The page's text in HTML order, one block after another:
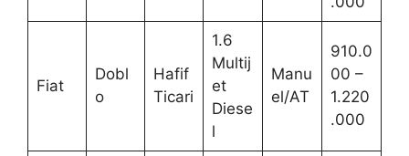
Fiat
Dobl
o
Hafif
Ticari
1.6
Multij
et
Diese
l
Manu
el/AT
910.0
00 –
1.220
.000